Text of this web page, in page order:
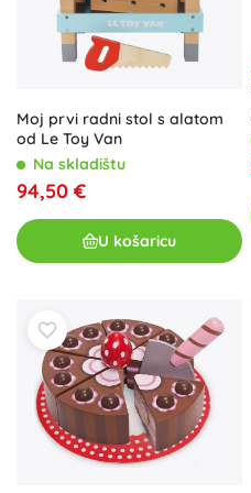
Moj prvi radni stol s alatom
od Le Toy Van
Na skladištu
94,50 €
U košaricu